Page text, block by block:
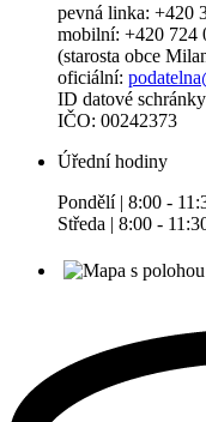
pevná linka: +420
mobilní: +420 724
(starosta obce
oficiální:
ID datové
IČO: 00242373
Úřední hodiny
Pondělí | 8:00 -
Středa | 8:00 -